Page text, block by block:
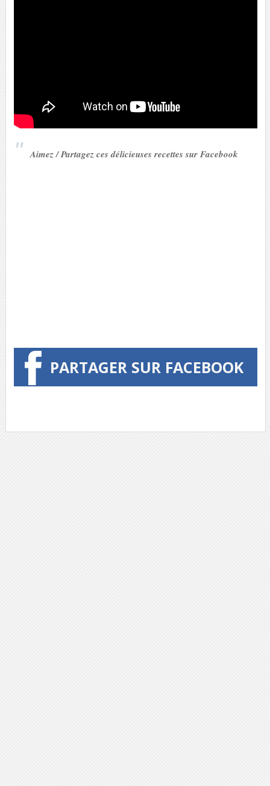
Aimez / Partagez ces délicieuses recettes sur Facebook
PARTAGER SUR FACEBOOK